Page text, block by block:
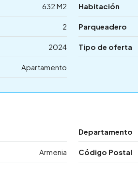
632 M2 Habitación
2 Parqueadero
2024 Tipo de oferta
Apartamento
Departamento
Armenia Código Postal